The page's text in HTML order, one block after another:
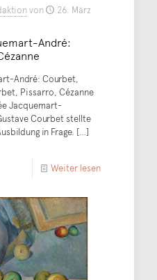
von
26. März
André:
André: Courbet,
Pissarro, Cézanne
Jacquemart-
Courbet stellte
in Frage. […]
Weiter lesen